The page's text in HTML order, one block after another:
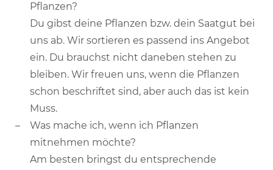
Pflanzen?
Du gibst deine Pflanzen bzw. dein Saatgut bei
uns ab. Wir sortieren es passend ins Angebot
ein. Du brauchst nicht daneben stehen zu
bleiben. Wir freuen uns, wenn die Pflanzen
schon beschriftet sind, aber auch das ist kein
Muss.
Was mache ich, wenn ich Pflanzen
mitnehmen möchte?
Am besten bringst du entsprechende